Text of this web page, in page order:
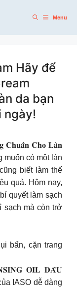
Menu
Hãy để
da bạn
ngày!
𝐂𝐡𝐮𝐚̂̉𝐧 𝐂𝐡𝐨 𝐋𝐚̀𝐧
muốn có một làn
biết làm thế
quả. Hôm nay,
quyết làm sạch
sạch mà còn trở
bẩn, cặn trang
𝐎𝐈𝐋 𝐃𝐀̂̀𝐔
IASO dễ dàng